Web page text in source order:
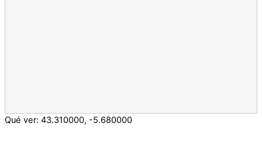
Qué ver: 43.310000, -5.680000